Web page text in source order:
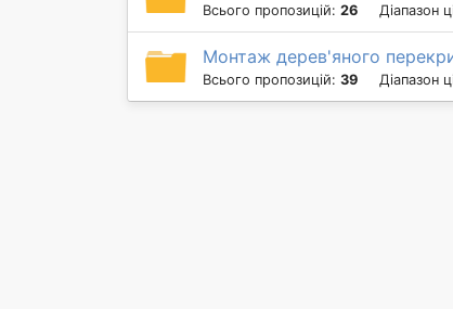
Всього пропозицій: 26 Діапазон
Монтаж дерев'яного
Всього пропозицій: 39 Діапазон